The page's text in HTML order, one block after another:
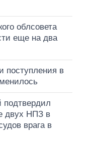
облсовета
еще на два
поступления в
подтвердил
двух НПЗ в
врага в